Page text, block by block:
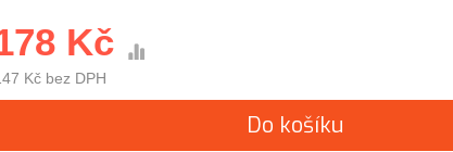
Kč
Kč bez DPH
Do košíku